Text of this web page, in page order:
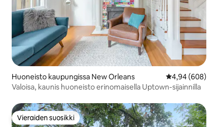
Huoneisto kaupungissa New Orleans
4,94 (608)
Valoisa, kaunis huoneisto erinomaisella Uptown-sijainnilla
Vieraiden suosikki
Vieraiden suosikki